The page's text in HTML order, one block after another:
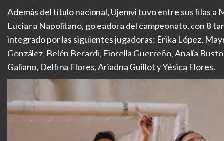
Además del título nacional, Ujemvi tuvo entre sus filas a
Luciana Napolitano, goleadora del campeonato, con 8
integrado por las siguientes jugadoras: Érika López,
González, Belén Berardi, Fiorella Guerreño, Analía
Galiano, Delfina Flores, Ariadna Guillot y Yésica Flores.